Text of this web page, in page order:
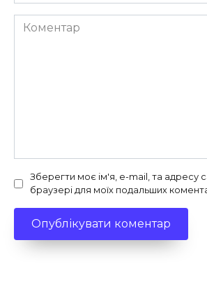
Коментар
Зберегти моє ім'я, e-mail, та адресу
браузері для моїх подальших